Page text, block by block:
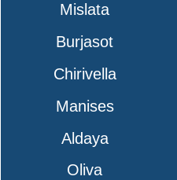
Mislata
Burjasot
Chirivella
Manises
Aldaya
Oliva